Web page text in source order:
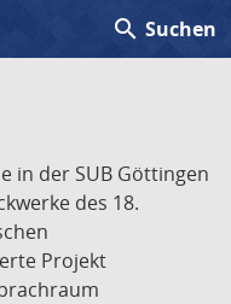
search Suchen
in der SUB Göttingen
des 18.
Projekt